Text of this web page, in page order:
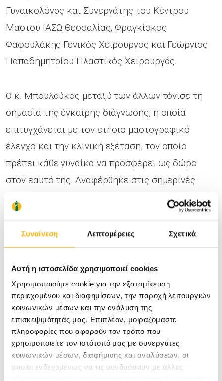
Συναίνεση Λεπτομέρειες Σχετικά
Αυτή η ιστοσελίδα χρησιμοποιεί cookies
Χρησιμοποιούμε cookie για την εξατομίκευση
περιεχομένου και διαφημίσεων, την παροχή λειτουργιών
κοινωνικών μέσων και την ανάλυση της
επισκεψιμότητάς μας. Επιπλέον, μοιραζόμαστε
πληροφορίες που αφορούν τον τρόπο που
χρησιμοποιείτε τον ιστότοπό μας με συνεργάτες
κοινωνικών μέσων, διαφήμισης και αναλύσεων, οι
οποίοι ενδεχομένως να τις συνδυάσουν με άλλες
Γυναικολόγος και Συνεργάτης του Κέντρου
Μαστού ΙΑΣΩ Θεσσαλίας, Φραγκίσκος
Φαφουλάκης Γενικός Χειρουργός και Γεώργιος
Παπαδημητρίου Πλαστικός Χειρουργός.
Ο κ. Μπουλούκος μεταξύ των άλλων τόνισε τη
σημασία της έγκαιρης διάγνωσης, η οποία
επιτυγχάνεται με τον ετήσιο μαστογραφικό
έλεγχο και την κλινική εξέταση, τον οποίο
πρέπει κάθε γυναίκα να προσφέρει ως δώρο
στον εαυτό της. Αναφέρθηκε στις σημερινές
δυνατότητες της θεραπείας καρκίνου του
μαστού και τόνισε ότι τα όπλα που προσφέρει
σήμερα η επιστήμη είναι τόσα ώστε καμία
γυναίκα δεν πρέπει να χάνεται από την ασθένεια
αυτή.
Στη συνέχεια ο κ. Φαφουλάκης αναφέρθηκε στο
γεγονός ότι «η αντιμετώπιση του καρκίνου του
μαστού είναι μια πολυπαραγοντική διαδικασία, η
οποία ξεκινάει από την ίδια τη γυναίκα με την
πρώιμη διάγνωση και στη συνέχεια περιλαμβάνει